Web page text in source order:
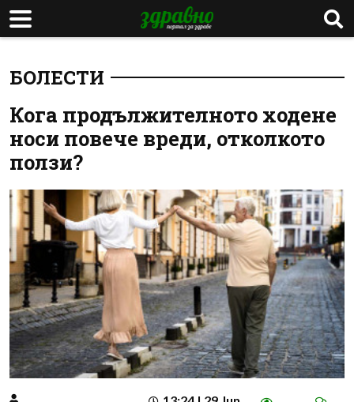
БОЛЕСТИ
Кога продължителното ходене
носи повече вреди, отколкото
ползи?